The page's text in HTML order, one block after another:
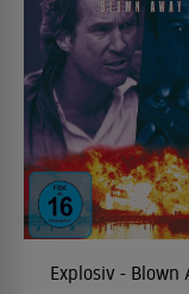
Explosiv - Blown